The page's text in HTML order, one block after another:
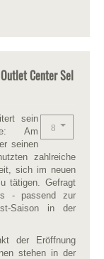
Center Sel
sein
Am
seinen
zahlreiche
sich im neuen
tätigen. Gefragt
- passend zur
Saison in der
der Eröffnung
stehen in der